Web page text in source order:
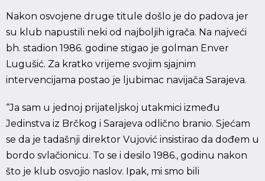
Nakon osvojene druge titule došlo je do padova jer
su klub napustili neki od najboljih igrača. Na najveći
bh. stadion 1986. godine stigao je golman Enver
Lugušić. Za kratko vrijeme svojim sjajnim
intervencijama postao je ljubimac navijača Sarajeva.
“Ja sam u jednoj prijateljskoj utakmici između
Jedinstva iz Brčkog i Sarajeva odlično branio. Sjećam
se da je tadašnji direktor Vujović insistirao da dođem u
bordo svlačionicu. To se i desilo 1986., godinu nakon
što je klub osvojio naslov. Ipak, mi smo bili